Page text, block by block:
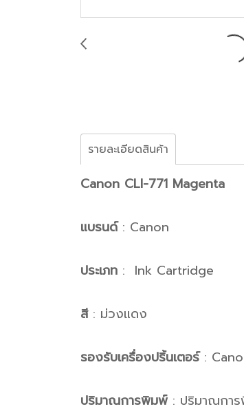
รายละเอียดสินค้า
Canon CLI-771 Magenta
แบรนด์: Canon
ประเภท : Ink Cartridge
สี: ม่วงแดง
รองรับเครื่องปริ้นเตอร์:
ปริมาณการพิมพ์ : ปริมาณกา